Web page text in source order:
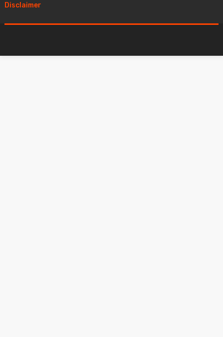
Disclaimer